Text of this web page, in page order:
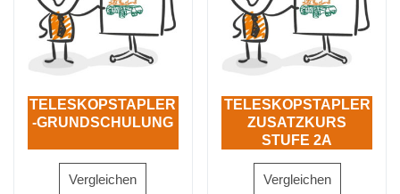
TELESKOPSTAPLER
-GRUNDSCHULUNG
Vergleichen
TELESKOPSTAPLER
ZUSATZKURS
STUFE 2A
OBERWAGEN
Vergleichen